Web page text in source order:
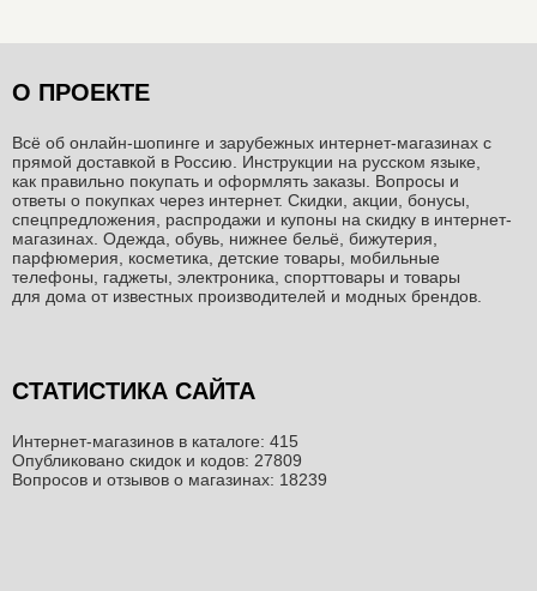
О ПРОЕКТЕ
Всё об онлайн-шопинге и зарубежных интернет-магазинах c
прямой доставкой в Россию. Инструкции на русском языке,
как правильно покупать и оформлять заказы. Вопросы и
ответы о покупках через интернет. Скидки, акции, бонусы,
спецпредложения, распродажи и купоны на скидку в интернет-
магазинах. Одежда, обувь, нижнее бельё, бижутерия,
парфюмерия, косметика, детские товары, мобильные
телефоны, гаджеты, электроника, спорттовары и товары
для дома от известных производителей и модных брендов.
СТАТИСТИКА САЙТА
Интернет-магазинов в каталоге: 415
Опубликовано скидок и кодов: 27809
Вопросов и отзывов о магазинах: 18239